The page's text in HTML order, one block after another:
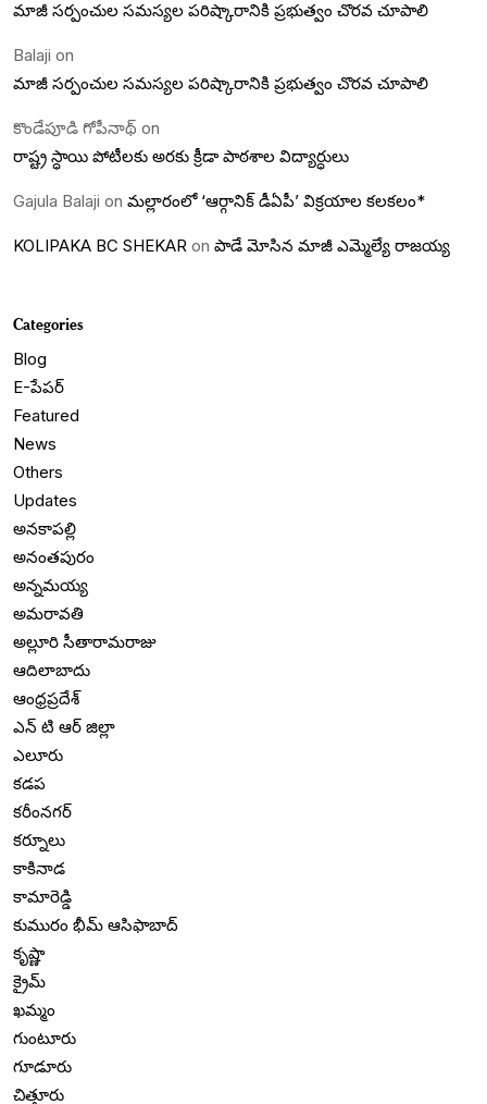
మాజీ సర్పంచుల సమస్యల పరిష్కారానికి ప్రభుత్వం చొరవ చూపాలి
Balaji on
మాజీ సర్పంచుల సమస్యల పరిష్కారానికి ప్రభుత్వం చొరవ చూపాలి
కొండేపూడి గోపీనాథ్ on
రాష్ట్ర స్ధాయి పోటీలకు అరకు క్రీడా పాఠశాల విద్యార్ధులు
Gajula Balaji on మల్లారంలో ‘ఆర్గానిక్ డీఏపీ’ విక్రయాల కలకలం*
KOLIPAKA BC SHEKAR on పాడే మోసిన మాజీ ఎమ్మెల్యే రాజయ్య
Categories
Blog
E-పేపర్
Featured
News
Others
Updates
అనకాపల్లి
అనంతపురం
అన్నమయ్య
అమరావతి
అల్లూరి సీతారామరాజు
ఆదిలాబాదు
ఆంధ్రప్రదేశ్
ఎన్ టి ఆర్ జిల్లా
ఎలూరు
కడప
కరీంనగర్
కర్నూలు
కాకినాడ
కామారెడ్డి
కుమురం భీమ్ ఆసిఫాబాద్
కృష్ణా
క్రైమ్
ఖమ్మం
గుంటూరు
గూడూరు
చిత్తూరు